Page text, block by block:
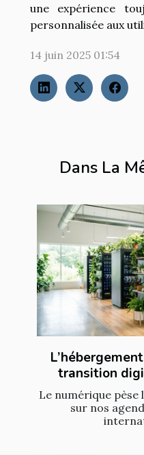
Dans La
transition
Le numérique
sur nos
une expérience
personnalisée aux
14 juin 2025 01:54